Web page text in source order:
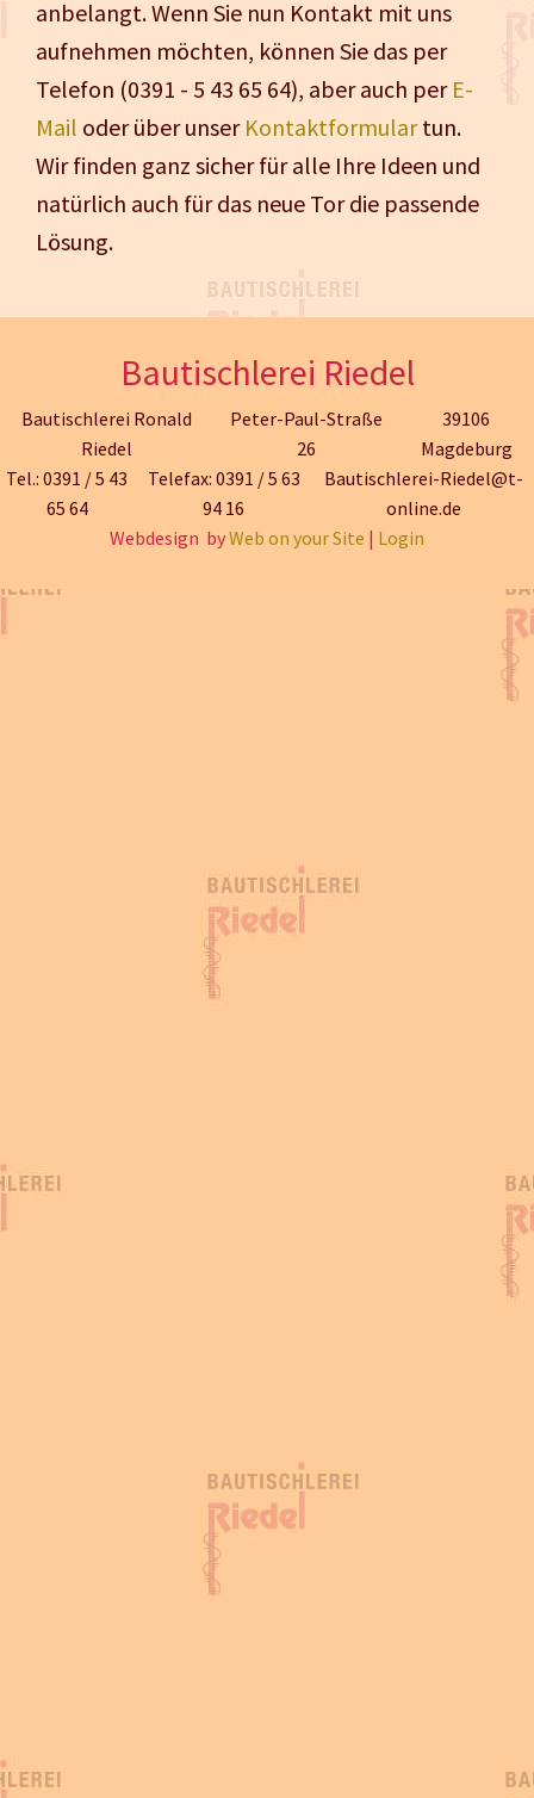
anbelangt. Wenn Sie nun Kontakt mit uns
aufnehmen möchten, können Sie das per
Telefon (0391 - 5 43 65 64), aber auch per E-
Mail oder über unser Kontaktformulartun.
Wir finden ganz sicher für alle Ihre Ideen und
natürlich auch für das neue Tor die passende
Lösung.
Bautischlerei Riedel
Bautischlerei Ronald
Riedel
Peter-Paul-Straße
26
39106
Magdeburg
Tel.: 0391 / 5 43
65 64
Telefax: 0391 / 5 63
94 16
Bautischlerei-Riedel@t-
online.de
Webdesign byWeb on your Site | Login